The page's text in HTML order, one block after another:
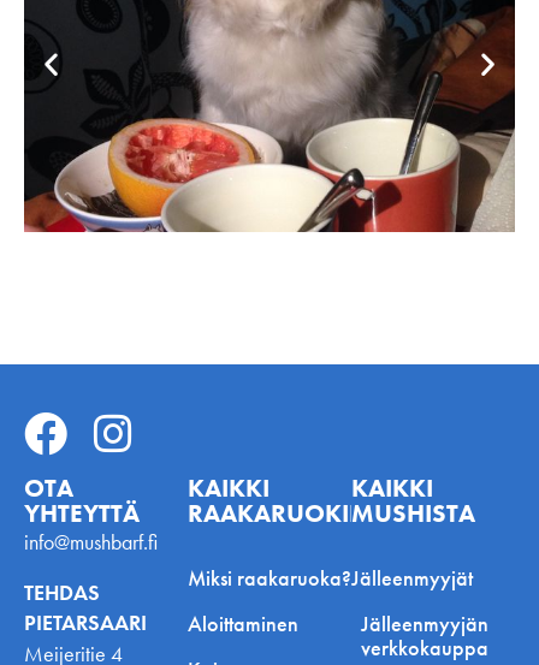
OTA
YHTEYTTÄ
info@mushbarf.fi
TEHDAS
PIETARSAARI
Meijeritie 4
KAIKKI
RAAKARUOKINNASTA
Miksi raakaruoka?
Aloittaminen
KAIKKI
MUSHISTA
Jälleenmyyjät
Jälleenmyyjän
verkkokauppa